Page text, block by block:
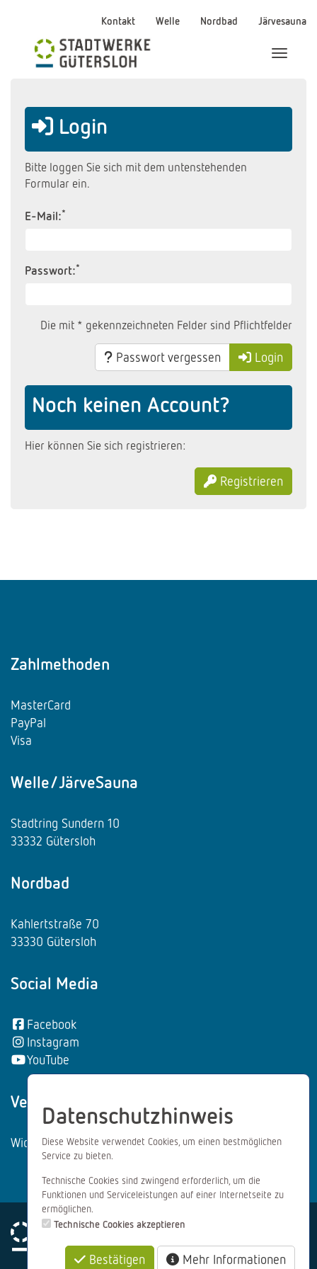
Kontakt Welle Nordbad Järvesauna
Menü
Login
Bitte loggen Sie sich mit dem untenstehenden
Formular ein.
E-Mail:*
Passwort:*
Die mit * gekennzeichneten Felder sind Pflichtfelder
Passwort vergessen Login
Noch keinen Account?
Hier können Sie sich registrieren:
Registrieren
Zahlmethoden
MasterCard
PayPal
Visa
Welle/JärveSauna
Stadtring Sundern 10
33332 Gütersloh
Nordbad
Kahlertstraße 70
33330 Gütersloh
Social Media
Facebook
Instagram
YouTube
Vertrag wiederrufen:
Widerrufsformular
Impressum Datenschutz AGB
Datenschutzhinweis
Diese Website verwendet Cookies, um einen bestmöglichen
Service zu bieten.
Technische Cookies sind zwingend erforderlich, um die
Funktionen und Serviceleistungen auf einer Internetseite zu
ermöglichen.
Technische Cookies akzeptieren
Bestätigen Mehr Informationen